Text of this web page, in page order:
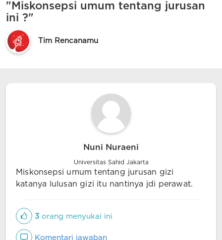
"Miskonsepsi umum tentang jurusan
ini ?"
Tim Rencanamu
Nuni Nuraeni
Universitas Sahid Jakarta
Miskonsepsi umum tentang jurusan gizi
katanya lulusan gizi itu nantinya jdi perawat.
3 orang menyukai ini
Komentari jawaban